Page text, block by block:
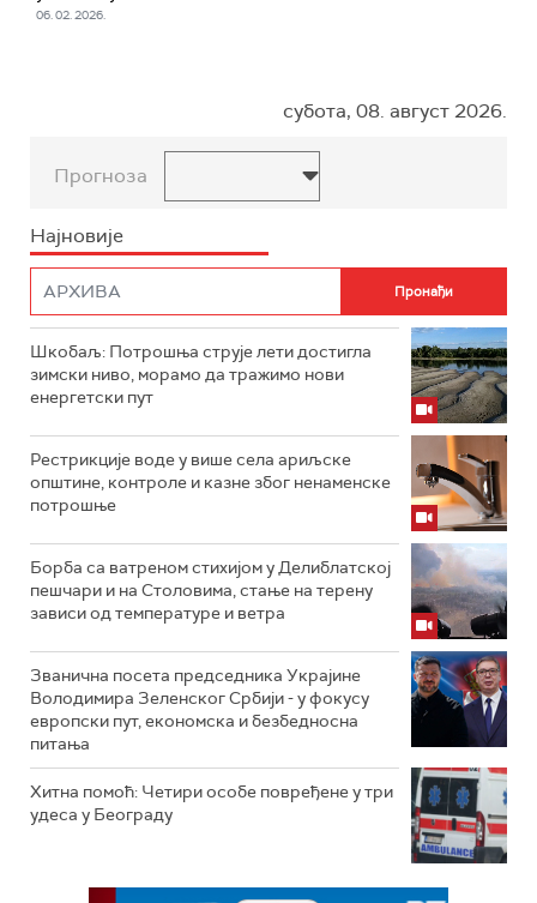
06. 02. 2026.
субота, 08. август 2026.
Прогноза
Најновије
Шкобаљ: Потрошња струје лети достигла
зимски ниво, морамо да тражимо нови
енергетски пут
Рестрикције воде у више села ариљске
општине, контроле и казне због ненаменске
потрошње
Борба са ватреном стихијом у Делиблатској
пешчари и на Столовима, стање на терену
зависи од температуре и ветра
Званична посета председника Украјине
Володимира Зеленског Србији - у фокусу
европски пут, економска и безбедносна
питања
Хитна помоћ: Четири особе повређене у три
удеса у Београду